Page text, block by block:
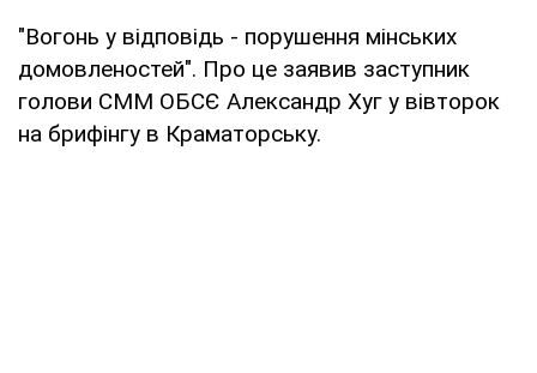
"Вогонь у відповідь - порушення мінських
домовленостей". Про це заявив заступник
голови СММ ОБСЄ Александр Хуг у вівторок
на брифінгу в Краматорську.